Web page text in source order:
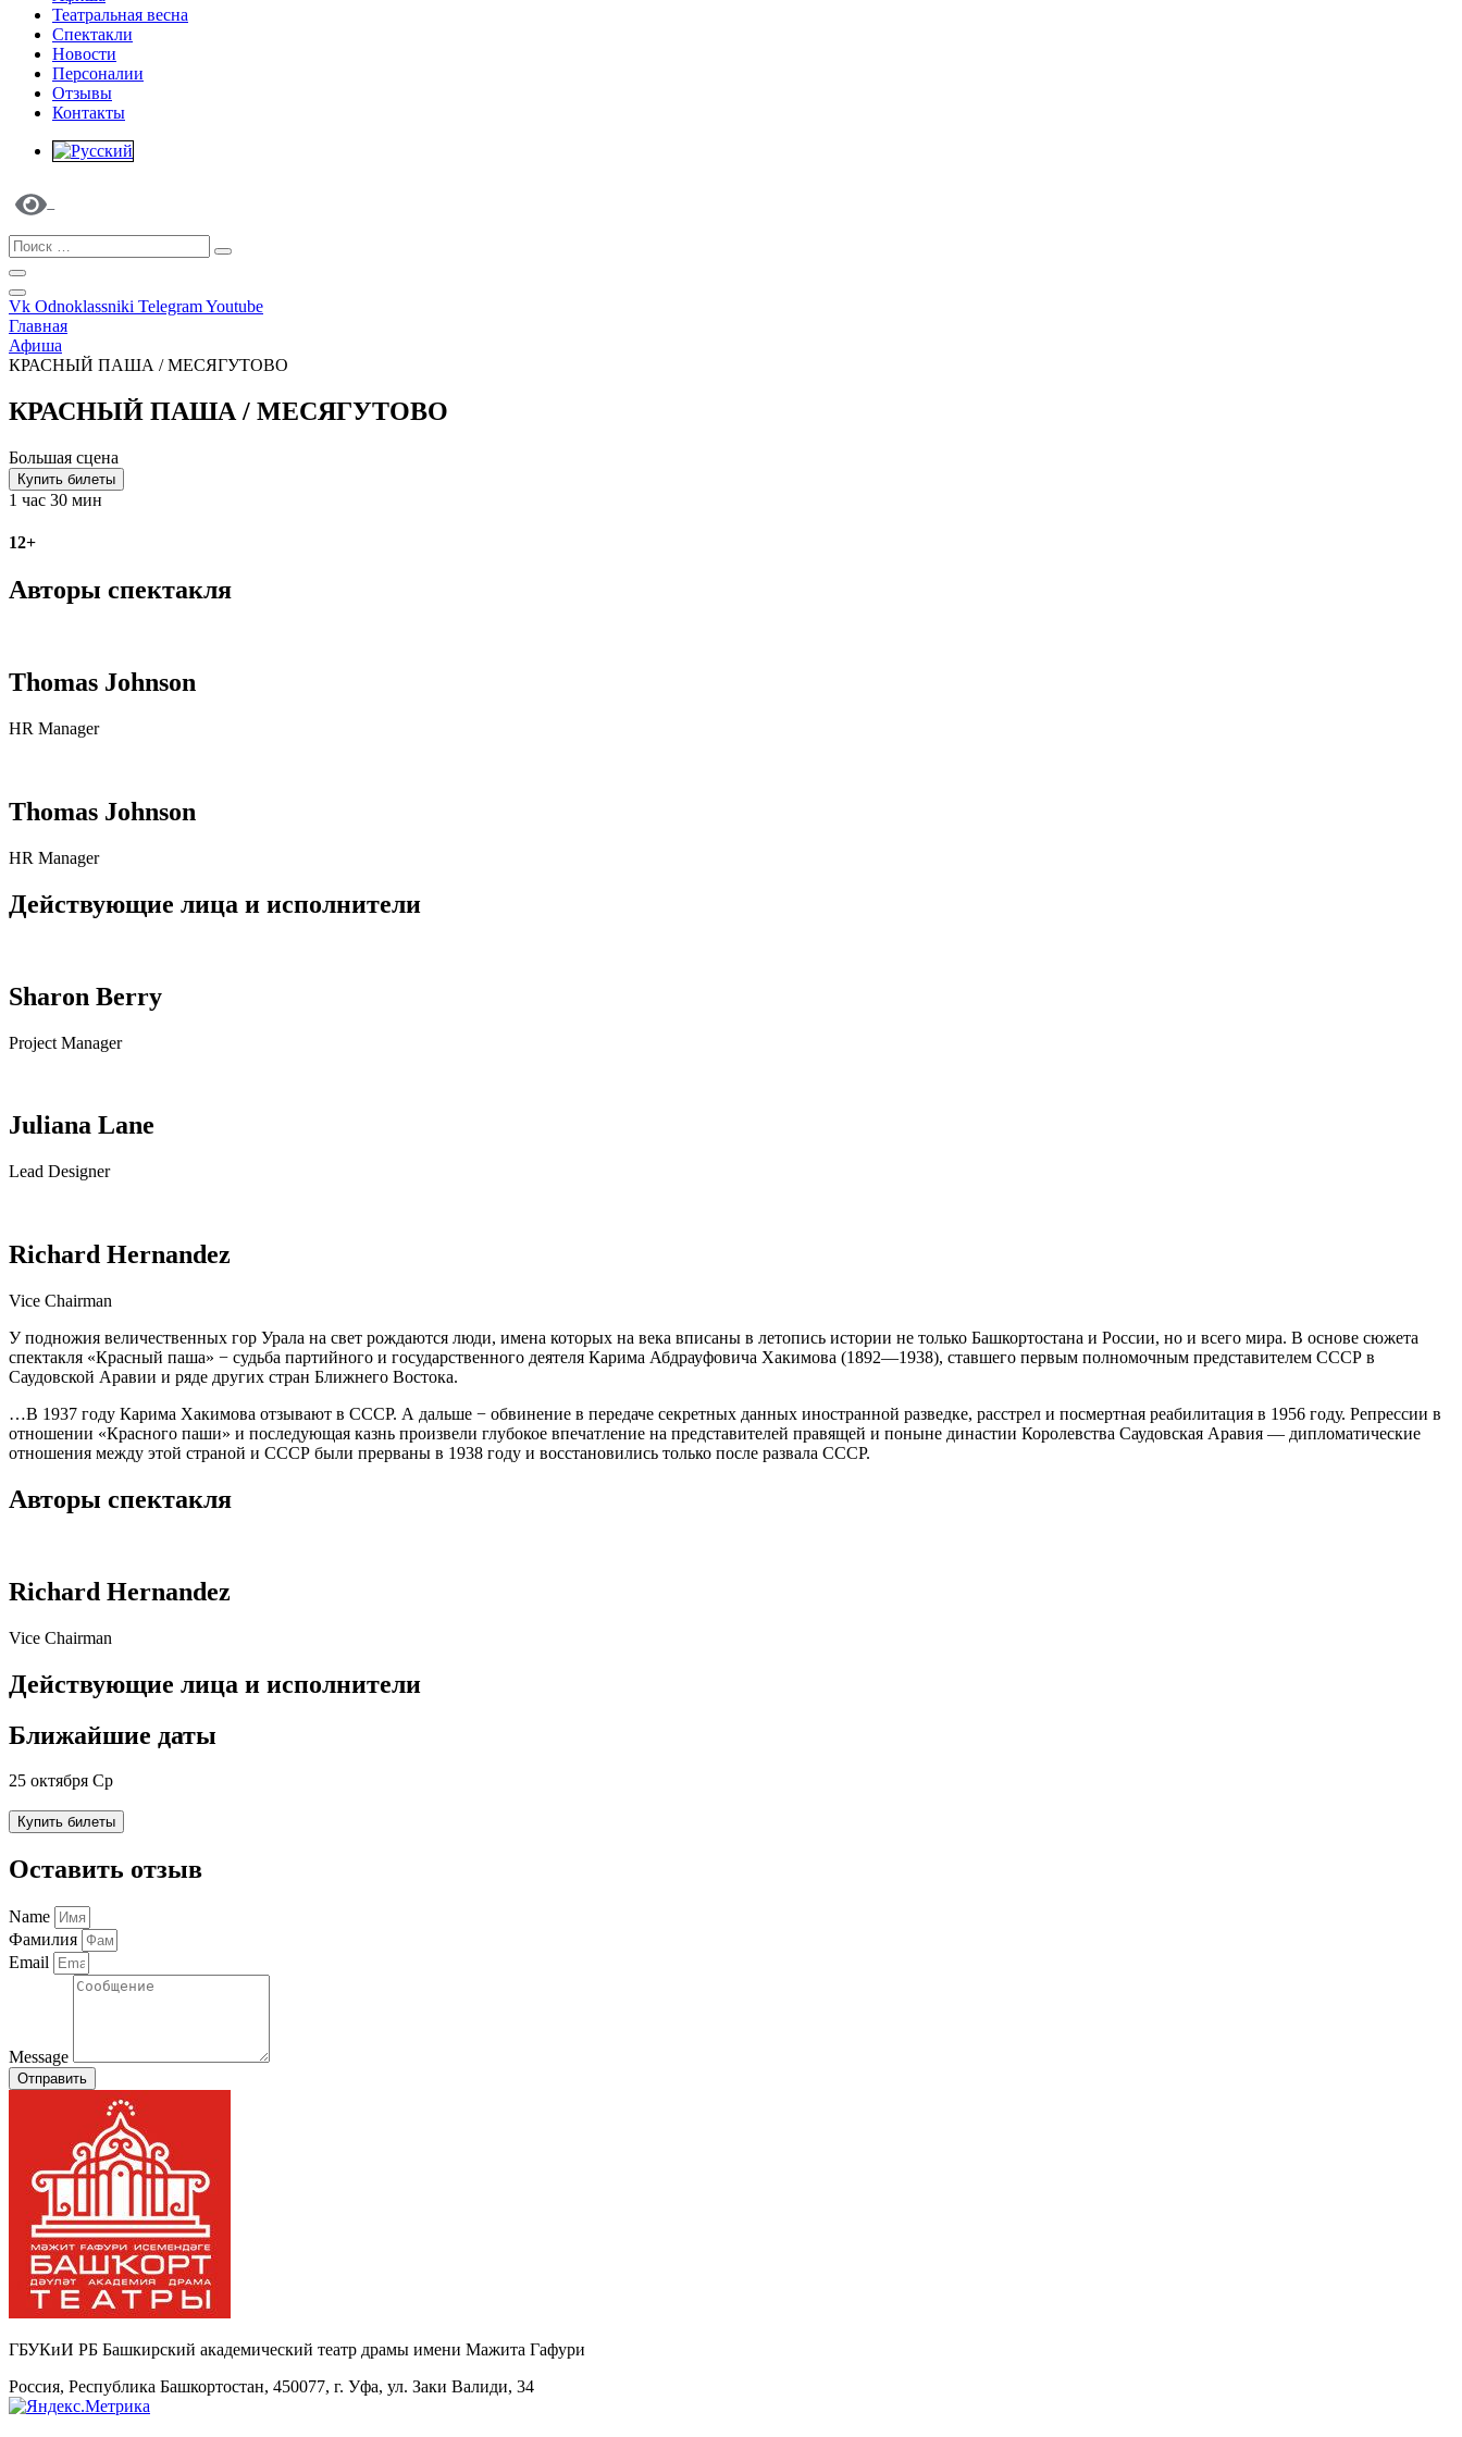
Театральная весна
Спектакли
Новости
Персоналии
Отзывы
Контакты
Vk Odnoklassniki TelegramYoutube
Главная
Афиша
КРАСНЫЙ ПАША / МЕСЯГУТОВО
КРАСНЫЙ ПАША / МЕСЯГУТОВО
Большая сцена
Купить билеты
1 час 30 мин
12+
Авторы спектакля
Thomas Johnson
HR Manager
Thomas Johnson
HR Manager
Действующие лица и исполнители
Sharon Berry
Project Manager
Juliana Lane
Lead Designer
Richard Hernandez
Vice Chairman
У подножия величественных гор Урала на свет рождаются люди, имена которых на века вписаны в летопись истории не только Башкортостана и России, но и всего мира. В основе сюжета
спектакля «Красный паша» − судьба партийного и государственного деятеля Карима Абдрауфовича Хакимова (1892—1938), ставшего первым полномочным представителем СССР в
Саудовской Аравии и ряде других стран Ближнего Востока.
…В 1937 году Карима Хакимова отзывают в СССР. А дальше − обвинение в передаче секретных данных иностранной разведке, расстрел и посмертная реабилитация в 1956 году. Репрессии в
отношении «Красного паши» и последующая казнь произвели глубокое впечатление на представителей правящей и поныне династии Королевства Саудовская Аравия — дипломатические
отношения между этой страной и СССР были прерваны в 1938 году и восстановились только после развала СССР.
Авторы спектакля
Richard Hernandez
Vice Chairman
Действующие лица и исполнители
Ближайшие даты
25 октября Ср
Купить билеты
Оставить отзыв
Name
Фамилия
Email
Message
Отправить
ГБУКиИ РБ Башкирский академический театр драмы имени Мажита Гафури
Россия, Республика Башкортостан, 450077, г. Уфа, ул. Заки Валиди, 34